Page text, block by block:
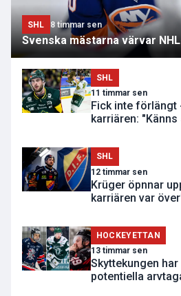
SHL 8 timmar sen
Svenska mästarna värvar
SHL
11 timmar sen
Fick inte förlängt
karriären:
SHL
12 timmar sen
Krüger öpnnar
karriären var
HOCKEYETTAN
13 timmar sen
Skyttekungen
potentiella